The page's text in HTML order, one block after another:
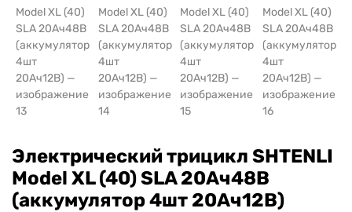
Электрический трицикл SHTENLI
Model XL (40) SLA 20Ач48В
(аккумулятор 4шт 20Ач12В)